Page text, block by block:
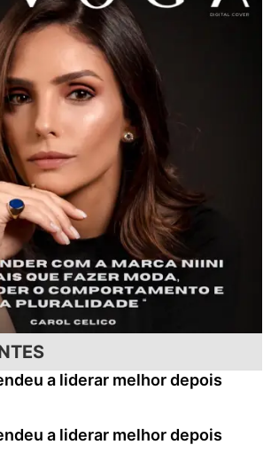
a liderar melhor depois
a liderar melhor depois